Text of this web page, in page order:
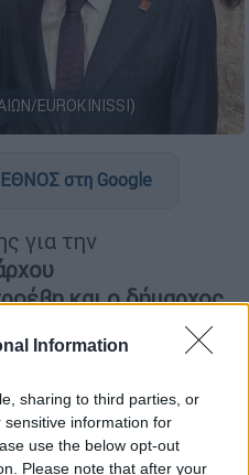
Information
sharing to third parties, or
information for
use the below opt-out
Please note that after your
EUROKINISSI)
στη Google
για την
και ο δήμαρχος
στην
φορτισμένη